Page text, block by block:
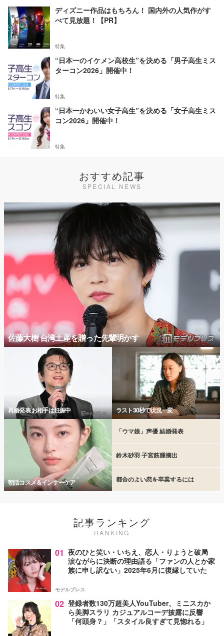
ディズニー作品はもちろん！ 国内外の人気作がす
べて見放題！【PR】
特集
“日本一のイケメン高校生”を決める「男子高生ミス
ターコン2026」開催中！
特集
“日本一かわいい女子高生”を決める「女子高生ミス
コン2026」開催中！
特集
おすすめ記事
SPECIAL NEWS
佐藤大樹 台湾土産を贈った先輩明かす
再婚発表 お相手は妊娠中 ラスト30秒で状況一変
朝活コスメ＆インナーケア
「ウマ娘」声優 結婚発表
鈴木砂羽 子宮筋腫摘出
都合のよい恋を卒業するには
記事ランキング
RANKING
01 夜のひと笑い・いちえ、恋人・りょうと破局
涙ながらに決断の理由語る「ファンの人とか家
族に申し訳ない」2025年6月に復縁していた
モデルプレス
02 登録者数130万超美人YouTuber、ミニスカか
ら美脚スラリ カジュアルコーデ披露に反響
「何頭身？」「スタイル良すぎて見惚れる」